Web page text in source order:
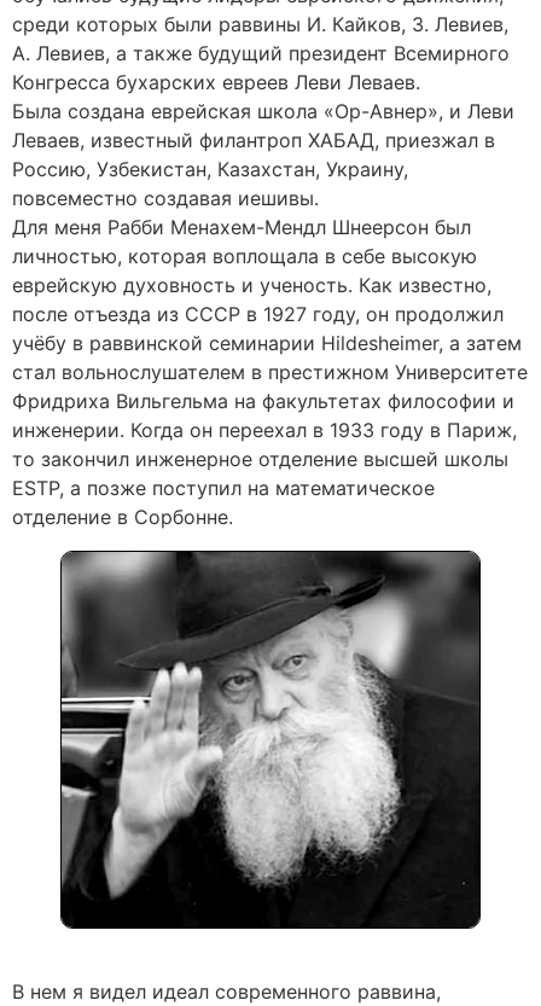
среди которых были раввины И. Кайков, З. Левиев,
А. Левиев, а также будущий президент Всемирного
Конгресса бухарских евреев Леви Леваев.
Была создана еврейская школа «Ор-Авнер», и Леви
Леваев, известный филантроп ХАБАД, приезжал в
Россию, Узбекистан, Казахстан, Украину,
повсеместно создавая иешивы.
Для меня Рабби Менахем-Мендл Шнеерсон был
личностью, которая воплощала в себе высокую
еврейскую духовность и ученость. Как известно,
после отъезда из СССР в 1927 году, он продолжил
учёбу в раввинской семинарии Hildesheimer, а затем
стал вольнослушателем в престижном Университете
Фридриха Вильгельма на факультетах философии и
инженерии. Когда он переехал в 1933 году в Париж,
то закончил инженерное отделение высшей школы
ESTP, а позже поступил на математическое
отделение в Сорбонне.
В нем я видел идеал современного раввина,